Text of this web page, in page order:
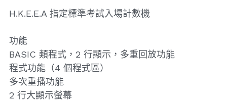
H.K.E.E.A 指定標準考試入場計數機
功能
BASIC 類程式，2 行顯示，多重回放功能
程式功能（4 個程式區）
多次重播功能
2 行大顯示螢幕